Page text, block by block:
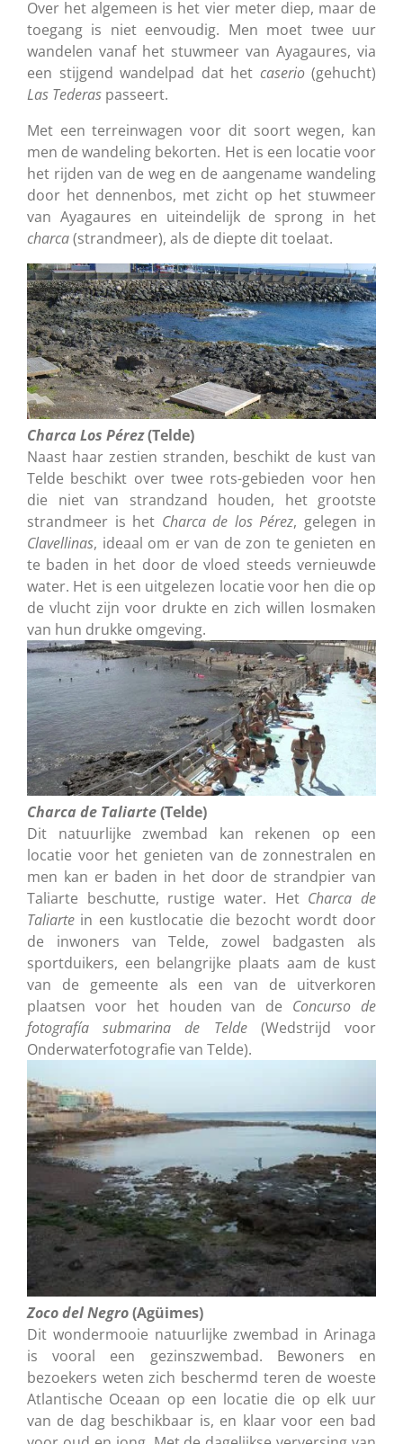
Over het algemeen is het vier meter diep, maar de
toegang is niet eenvoudig. Men moet twee uur
wandelen vanaf het stuwmeer van Ayagaures, via
een stijgend wandelpad dat het caserio(gehucht)
Las Tederas passeert.
Met een terreinwagen voor dit soort wegen, kan
men de wandeling bekorten. Het is een locatie voor
het rijden van de weg en de aangename wandeling
door het dennenbos, met zicht op het stuwmeer
van Ayagaures en uiteindelijk de sprong in het
charca(strandmeer), als de diepte dit toelaat.
Charca Los Pérez(Telde)
Naast haar zestien stranden, beschikt de kust van
Telde beschikt over twee rots-gebieden voor hen
die niet van strandzand houden, het grootste
strandmeer is het Charca de los Pérez, gelegen in
Clavellinas, ideaal om er van de zon te genieten en
te baden in het door de vloed steeds vernieuwde
water. Het is een uitgelezen locatie voor hen die op
de vlucht zijn voor drukte en zich willen losmaken
van hun drukke omgeving.
Charca de Taliarte(Telde)
Dit natuurlijke zwembad kan rekenen op een
locatie voor het genieten van de zonnestralen en
men kan er baden in het door de strandpier van
Taliarte beschutte, rustige water. Het Charca de
Taliarte in een kustlocatie die bezocht wordt door
de inwoners van Telde, zowel badgasten als
sportduikers, een belangrijke plaats aam de kust
van de gemeente als een van de uitverkoren
plaatsen voor het houden van de Concurso de
fotografía submarina de Telde(Wedstrijd voor
Onderwaterfotografie van Telde).
Zoco del Negro(Agüimes)
Dit wondermooie natuurlijke zwembad in Arinaga
is vooral een gezinszwembad. Bewoners en
bezoekers weten zich beschermd teren de woeste
Atlantische Oceaan op een locatie die op elk uur
van de dag beschikbaar is, en klaar voor een bad